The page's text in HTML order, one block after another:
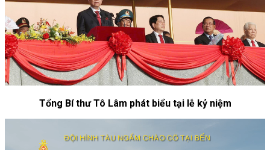
Tổng Bí thư Tô Lâm phát biểu tại lễ kỷ niệm